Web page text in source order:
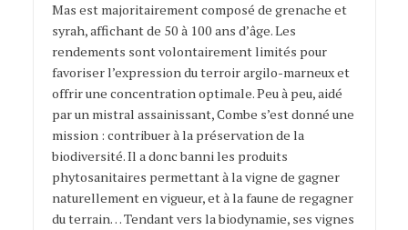
Mas est majoritairement composé de grenache et
syrah, affichant de 50 à 100 ans d’âge. Les
rendements sont volontairement limités pour
favoriser l’expression du terroir argilo-marneux et
offrir une concentration optimale. Peu à peu, aidé
par un mistral assainissant, Combe s’est donné une
mission : contribuer à la préservation de la
biodiversité. Il a donc banni les produits
phytosanitaires permettant à la vigne de gagner
naturellement en vigueur, et à la faune de regagner
du terrain… Tendant vers la biodynamie, ses vignes